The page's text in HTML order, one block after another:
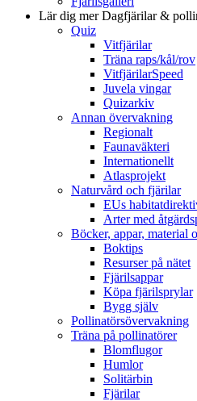
Lär dig merDagfjärilar &
Quiz
Vitfjärilar
Träna raps/kål/rov
VitfjärilarSpeed
Juvela vingar
Quizarkiv
Annan övervakning
Regionalt
Faunaväkteri
Internationellt
Atlasprojekt
Naturvård och fjärilar
EUs
Arter med
Böcker, appar, material
Boktips
Resurser på nätet
Fjärilsappar
Köpa fjärilsprylar
Bygg själv
Pollinatörsövervakning
Träna på pollinatörer
Blomflugor
Humlor
Solitärbin
Fjärilar